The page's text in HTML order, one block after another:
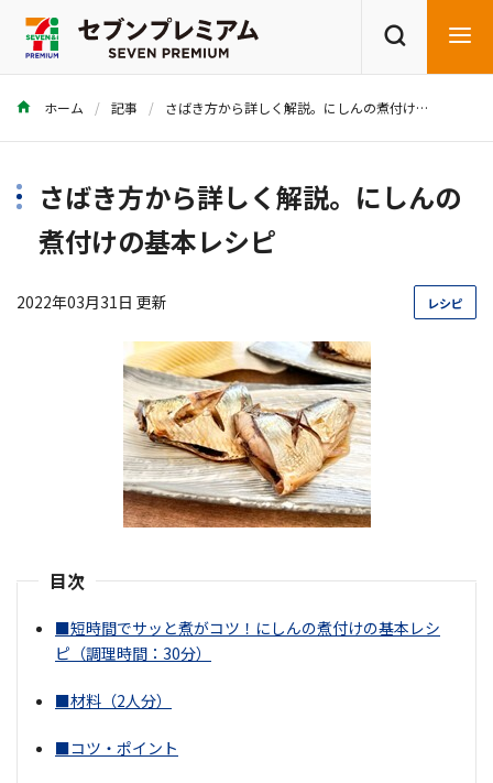
商品を探す レシピを探す
ホーム 記事 さばき方から詳しく解説。にしんの煮付けの基本レシピ
さばき方から詳しく解説。にしんの
煮付けの基本レシピ
2022年03月31日 更新 レシピ
目次
■短時間でサッと煮がコツ！にしんの煮付けの基本レシ
ピ（調理時間：30分）
■材料（2人分）
■コツ・ポイント